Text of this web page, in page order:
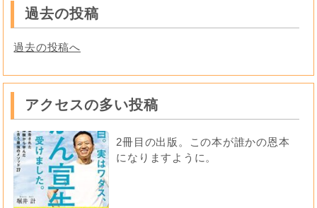
過去の投稿
過去の投稿へ
アクセスの多い投稿
2冊目の出版。この本が誰かの恩本
になりますように。